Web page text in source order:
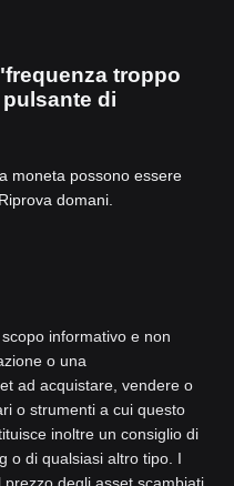
troppo
di
moneta possono essere
domani.
informativo e non
o una
ad acquistare, vendere o
o strumenti a cui questo
inoltre un consiglio di
o di qualsiasi altro tipo. I